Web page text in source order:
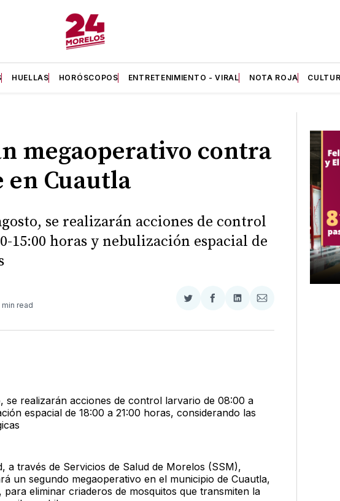
HUELLAS HORÓSCOPOS ENTRETENIMIENTO - VIRAL NOTA ROJA
megaoperativo contra
en Cuautla
se realizarán acciones de control
15:00 horas y nebulización espacial de
min read
Compartir
Twitter
Compartir
Facebook
Compartir
LinkedIn
Compartir
Email
se realizarán acciones de control larvario de 08:00 a
espacial de 18:00 a 21:00 horas, considerando las
a través de Servicios de Salud de Morelos (SSM),
un segundo megaoperativo en el municipio de Cuautla,
para eliminar criaderos de mosquitos que transmiten la